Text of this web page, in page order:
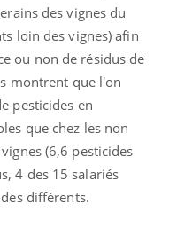
des vignes du
loin des vignes) afin
ou non de résidus de
montrent que l'on
pesticides en
que chez les non
(6,6 pesticides
4 des 15 salariés
différents.